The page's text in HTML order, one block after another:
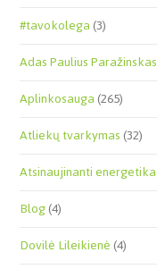
#tavokolega(3)
Adas Paulius Paražinskas
Aplinkosauga(265)
Atliekų tvarkymas(32)
Atsinaujinanti energetika
Blog(4)
Dovilė Lileikienė(4)